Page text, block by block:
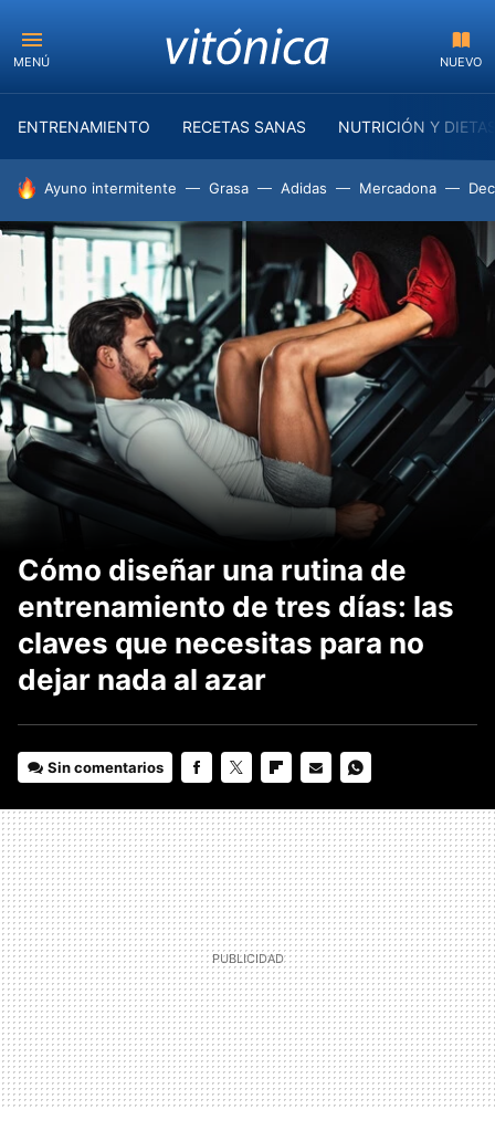
MENÚ NUEVO
ENTRENAMIENTO RECETAS SANAS NUTRICIÓN Y
HOY SE HABLA DE
Ayuno intermitente Grasa Adidas Mercadona
Cómo diseñar una rutina de
entrenamiento de tres días: las
claves que necesitas para no
dejar nada al azar
Sin comentarios
MAIL